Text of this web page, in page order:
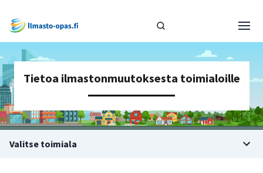
Tietoa ilmastonmuutoksesta toimialoille
Valitse toimiala